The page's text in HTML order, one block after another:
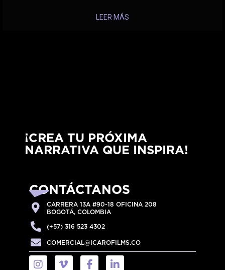
LEER MÁS
¡CREA TU PRÓXIMA
NARRATIVA QUE INSPIRA!
CONTÁCTANOS
CARRERA 13A #90-18 OFICINA 208
BOGOTÁ, COLOMBIA
(+57) 316 523 4302
COMERCIAL@ICAROFILMS.CO